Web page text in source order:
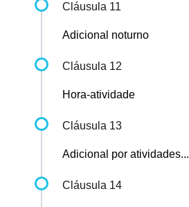
Cláusula 11
Adicional noturno
Cláusula 12
Hora-atividade
Cláusula 13
Adicional por atividades...
Cláusula 14